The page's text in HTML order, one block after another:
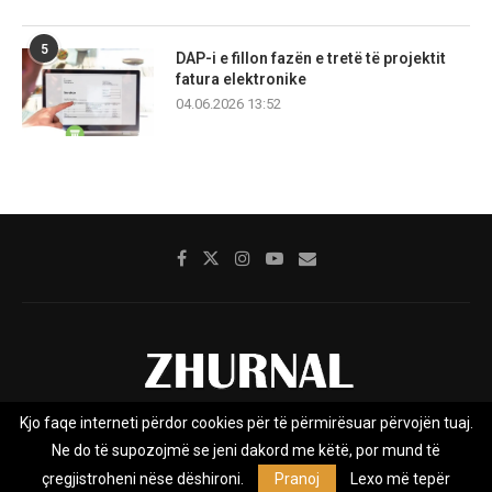
5
DAP-i e fillon fazën e tretë të projektit
fatura elektronike
04.06.2026 13:52
Rreth nesh Impresumi Marketing
Privacy Policy
Kjo faqe interneti përdor cookies për të përmirësuar përvojën tuaj.
Ne do të supozojmë se jeni dakord me këtë, por mund të
çregjistroheni nëse dëshironi.
Pranoj Lexo më tepër